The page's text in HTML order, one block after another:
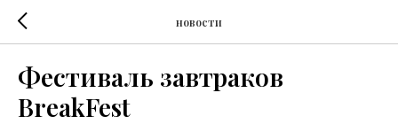
новости
Фестиваль завтраков
BreakFest